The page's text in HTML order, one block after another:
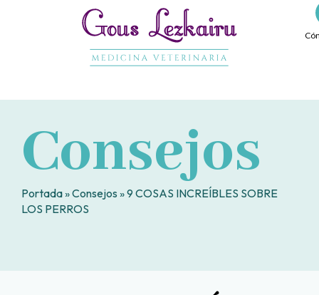
Consejos
Portada»Consejos »9 COSAS INCREÍBLES SOBRE
LOS PERROS